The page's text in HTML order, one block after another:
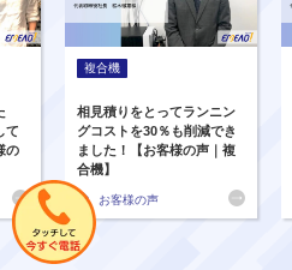
て
の
複合機
相見積りをとってランニン
グコストを30％も削減でき
ました！【お客様の声｜複
合機】
お客様の声